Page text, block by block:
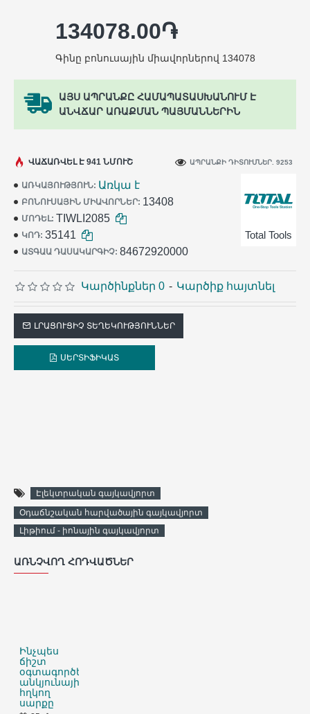
ԱՅՍ ԱՊՐԱՆՔԸ ՀԱՄԱՊԱՏԱՍԽԱՆՈՒՄ Է
ԱՆՎՃԱՐ ԱՌԱՔՄԱՆ ՊԱՅՄԱՆՆԵՐԻՆ
ԱՌԿԱՅՈՒԹՅՈՒՆ: Առկա է
ԲՈՆՈՒՍԱՅԻՆ ՄԻԱՎՈՐՆԵՐ: 13408
ՄՈԴԵԼ: TIWLI2085
ԿՈԴ: 35141
ԱՏԳԱԱ ԴԱՍԱԿԱՐԳԻՉ: 84672920000
Total Tools
ՎԱՃԱՌՎԵԼ Է 941 ՆՄՈՒՇ ԱՊՐԱՆՔԻ ԴԻՏՈՒՄՆԵՐ. 9253
Կարծինքներ 0 - Կարծիք հայտնել
134078.00֏
Գինը բոնուսային միավորներով 134078
ԼՐԱՑՈՒՑԻՉ ՏԵՂԵԿՈՒԹՅՈՒՆՆԵՐ
ՍԵՐՏԻՖԻԿԱՏ
Էլեկտրական գայկավյորտ
Օդաճնշական հարվածային գայկավյորտ
Լիթիում - իոնային գայկավյորտ
ԱՌՆՉՎՈՂ ՀՈԴՎԱԾՆԵՐ
Ինչպես
ճիշտ
օգտագործել
անկյունային
հղկող
սարքը